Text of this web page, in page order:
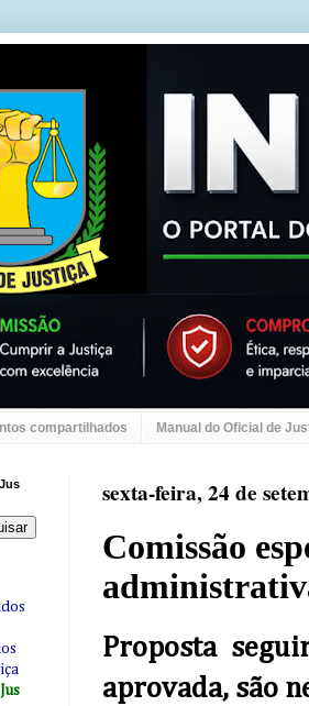
compartilhados Manual do Oficial de
sexta-feira, 24 de
Comissão
Proposta
aprovada, são